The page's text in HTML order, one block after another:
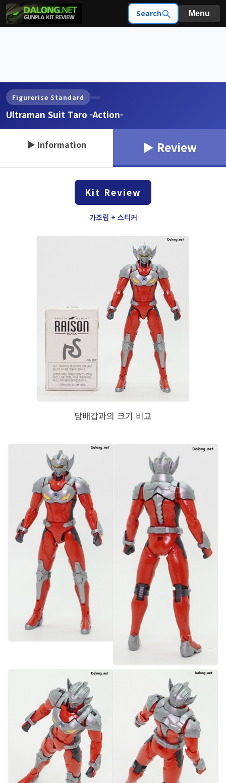
Search Menu
Figurerise Standard
Ultraman Suit Taro -Action-
▶ Information ▶ Review
Kit Review
가조립 + 스티커
담배갑과의 크기 비교